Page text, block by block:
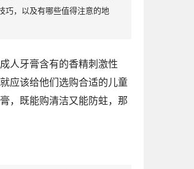
巧，以及有哪些值得注意的地
人牙膏含有的香精刺激性
应该给他们选购合适的儿童
，既能购清洁又能防蛀，那